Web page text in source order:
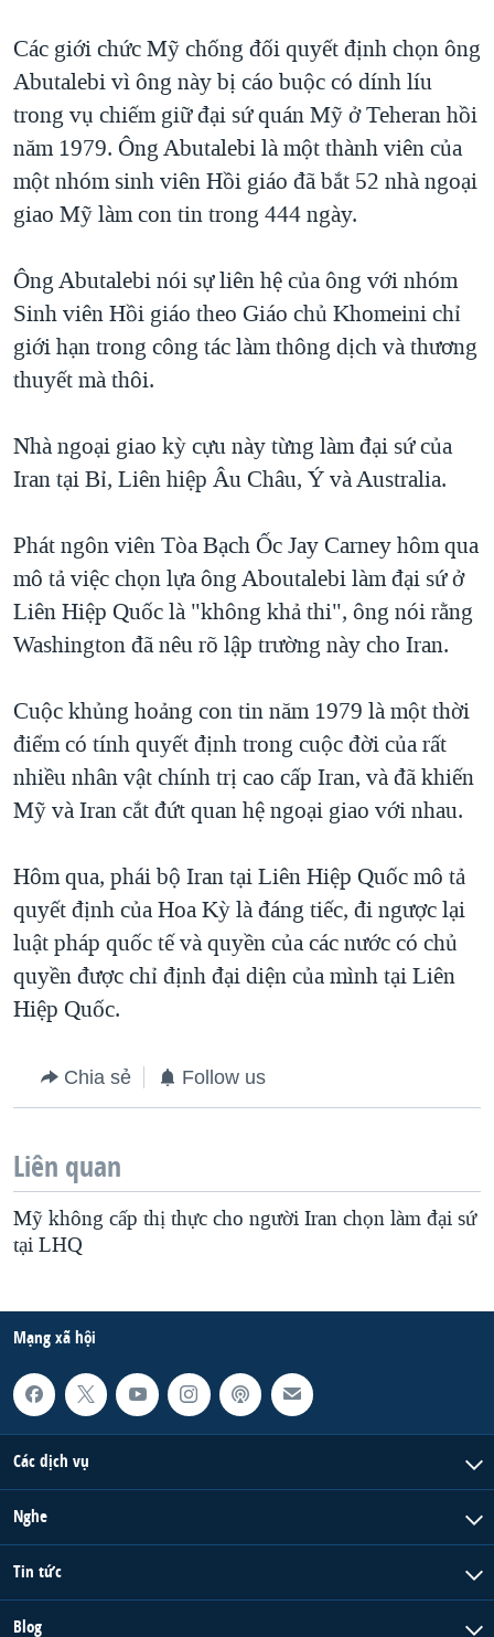
Các giới chức Mỹ chống đối quyết định chọn ông
Abutalebi vì ông này bị cáo buộc có dính líu
trong vụ chiếm giữ đại sứ quán Mỹ ở Teheran hồi
năm 1979. Ông Abutalebi là một thành viên của
một nhóm sinh viên Hồi giáo đã bắt 52 nhà ngoại
giao Mỹ làm con tin trong 444 ngày.
Ông Abutalebi nói sự liên hệ của ông với nhóm
Sinh viên Hồi giáo theo Giáo chủ Khomeini chỉ
giới hạn trong công tác làm thông dịch và thương
thuyết mà thôi.
Nhà ngoại giao kỳ cựu này từng làm đại sứ của
Iran tại Bỉ, Liên hiệp Âu Châu, Ý và Australia.
Phát ngôn viên Tòa Bạch Ốc Jay Carney hôm qua
mô tả việc chọn lựa ông Aboutalebi làm đại sứ ở
Liên Hiệp Quốc là "không khả thi", ông nói rằng
Washington đã nêu rõ lập trường này cho Iran.
Cuộc khủng hoảng con tin năm 1979 là một thời
điểm có tính quyết định trong cuộc đời của rất
nhiều nhân vật chính trị cao cấp Iran, và đã khiến
Mỹ và Iran cắt đứt quan hệ ngoại giao với nhau.
Hôm qua, phái bộ Iran tại Liên Hiệp Quốc mô tả
quyết định của Hoa Kỳ là đáng tiếc, đi ngược lại
luật pháp quốc tế và quyền của các nước có chủ
quyền được chỉ định đại diện của mình tại Liên
Hiệp Quốc.
Chia sẻ Follow us
Liên quan
Mỹ không cấp thị thực cho người Iran chọn làm đại sứ
tại LHQ
Mạng xã hội
Các dịch vụ
Nghe
Tin tức
Blog